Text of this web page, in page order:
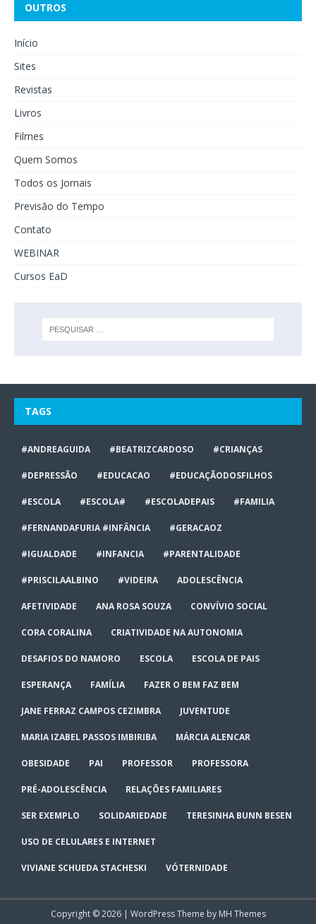
OUTROS
Início
Sites
Revistas
Livros
Filmes
Quem Somos
Todos os Jornais
Previsão do Tempo
Contato
WEBINAR
Cursos EaD
TAGS
#ANDREAGUIDA #BEATRIZCARDOSO #CRIANÇAS
#DEPRESSÃO #EDUCACAO #EDUCAÇÃODOSFILHOS
#ESCOLA #ESCOLA# #ESCOLADEPAIS #FAMILIA
#FERNANDAFURIA #INFÂNCIA #GERACAOZ
#IGUALDADE #INFANCIA #PARENTALIDADE
#PRISCILAALBINO #VIDEIRA ADOLESCÊNCIA
AFETIVIDADE ANA ROSA SOUZA CONVÍVIO SOCIAL
CORA CORALINA CRIATIVIDADE NA AUTONOMIA
DESAFIOS DO NAMORO ESCOLA ESCOLA DE PAIS
ESPERANÇA FAMÍLIA FAZER O BEM FAZ BEM
JANE FERRAZ CAMPOS CEZIMBRA JUVENTUDE
MARIA IZABEL PASSOS IMBIRIBA MÁRCIA ALENCAR
OBESIDADE PAI PROFESSOR PROFESSORA
PRÉ-ADOLESCÊNCIA RELAÇÕES FAMILIARES
SER EXEMPLO SOLIDARIEDADE TERESINHA BUNN BESEN
USO DE CELULARES E INTERNET
VIVIANE SCHUEDA STACHESKI VÓTERNIDADE
Copyright © 2026 | WordPress Theme by MH Themes